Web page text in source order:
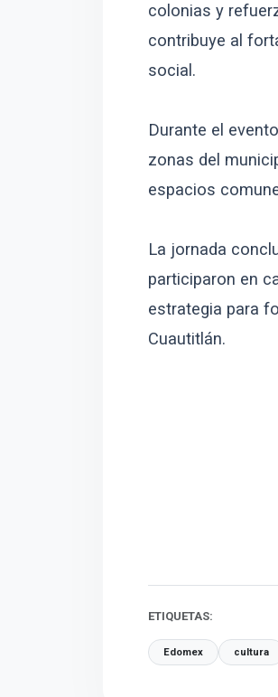
colonias y
contribuye al
social.
Durante el
zonas del
espacios
La jornada
participaron en
estrategia para
Cuautitlán.
ETIQUETAS:
Edomex cultura